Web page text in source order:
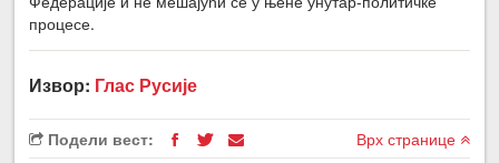
процесе.
Извор: Глас Русије
Подели вест: Врх странице